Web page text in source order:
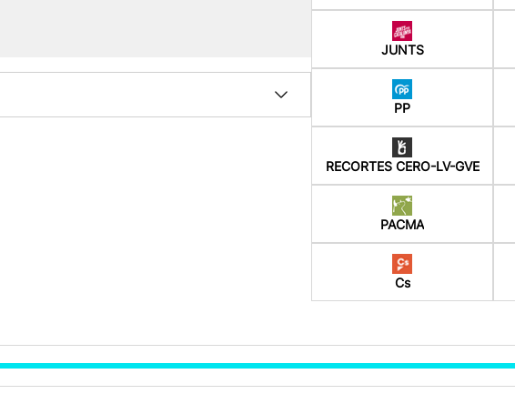
JUNTS
PP
RECORTES CERO-LV-GVE
PACMA
Cs